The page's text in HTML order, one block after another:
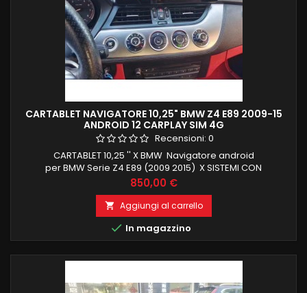
CARTABLET NAVIGATORE 10,25" BMW Z4 E89 2009-15
ANDROID 12 CARPLAY SIM 4G
Recensioni: 0
CARTABLET 10,25 '' X BMW Navigatore android
per BMW Serie Z4 E89 (2009 2015) X SISTEMI CON
NAVIGATORE ORIGINALE ANDROID 12 QUALCOMM
SNAPDRAGON OCTACORE CARPLAY E ANDROID AUTO
INTEGRATI WIRELESS 4GB RAM 64 GB ROM INGRESSO SIM PER
NAVIGAZIONE INTERNET 4G NAVIGATORE OFFLINE E ONLINE ,
INGRESSO CAMERA AUX , INGRESSO SD 4G RECUPERO
COMANDI AL VOLANTE,...
Prezzo
850,00 €
 Aggiungi al carrello
 In magazzino